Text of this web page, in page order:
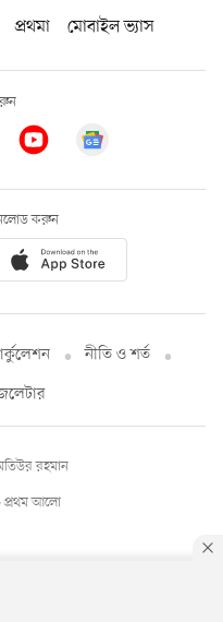
প্রথমা মোবাইল ভ্যাস
করুন
নীতি ও শর্ত
প্রথম আলো
রহমান